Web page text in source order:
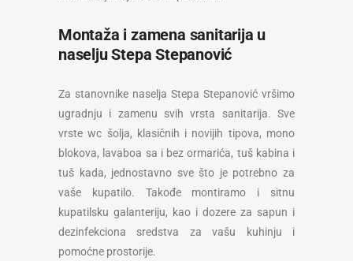
Montaža i zamena sanitarija u
naselju Stepa Stepanović
Za stanovnike naselja Stepa Stepanović vršimo
ugradnju i zamenu svih vrsta sanitarija. Sve
vrste wc šolja, klasičnih i novijih tipova, mono
blokova, lavaboa sa i bez ormarića, tuš kabina i
tuš kada, jednostavno sve što je potrebno za
vaše kupatilo. Takođe montiramo i sitnu
kupatilsku galanteriju, kao i dozere za sapun i
dezinfekciona sredstva za vašu kuhinju i
pomoćne prostorije.